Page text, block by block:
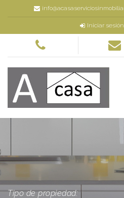
Iniciar sesión
Tipo de propiedad: